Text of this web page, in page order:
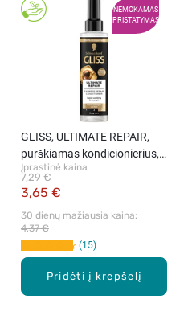
NEMOKAMAS
PRISTATYMAS
Pridėti į krepšelį
GLISS, ULTIMATE REPAIR,
purškiamas kondicionierius,
200 ml
Įprastinė kaina
3,65 €
7,29 €
30 dienų mažiausia kaina:
4,37 €
15